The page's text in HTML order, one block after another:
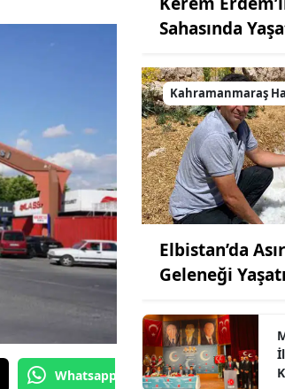
Whatsapp'tan Gönder
Sahasında
Kahramanmaraş
Elbistan’da
Geleneği